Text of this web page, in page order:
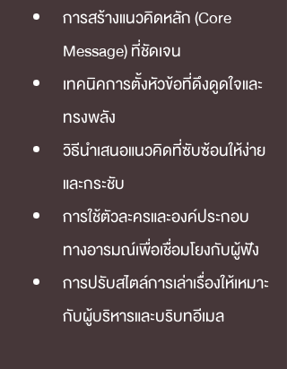
การสร้างแนวคิดหลัก (Core
Message) ที่ชัดเจน
เทคนิคการตั้งหัวข้อที่ดึงดูดใจและ
ทรงพลัง
วิธีนำเสนอแนวคิดที่ซับซ้อนให้ง่าย
และกระชับ
การใช้ตัวละครและองค์ประกอบ
ทางอารมณ์เพื่อเชื่อมโยงกับผู้ฟัง
การปรับสไตล์การเล่าเรื่องให้เหมาะ
กับผู้บริหารและบริบทอีเมล